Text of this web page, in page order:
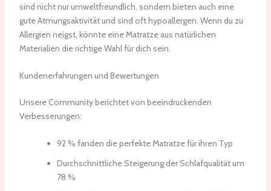
sind nicht nur umweltfreundlich, sondern bieten auch eine
gute Atmungsaktivität und sind oft hypoallergen. Wenn du zu
Allergien neigst, könnte eine Matratze aus natürlichen
Materialien die richtige Wahl für dich sein.
Kundenerfahrungen und Bewertungen
Unsere Community berichtet von beeindruckenden
Verbesserungen:
92 % fanden die perfekte Matratze für ihren Typ
Durchschnittliche Steigerung der Schlafqualität um
78 %